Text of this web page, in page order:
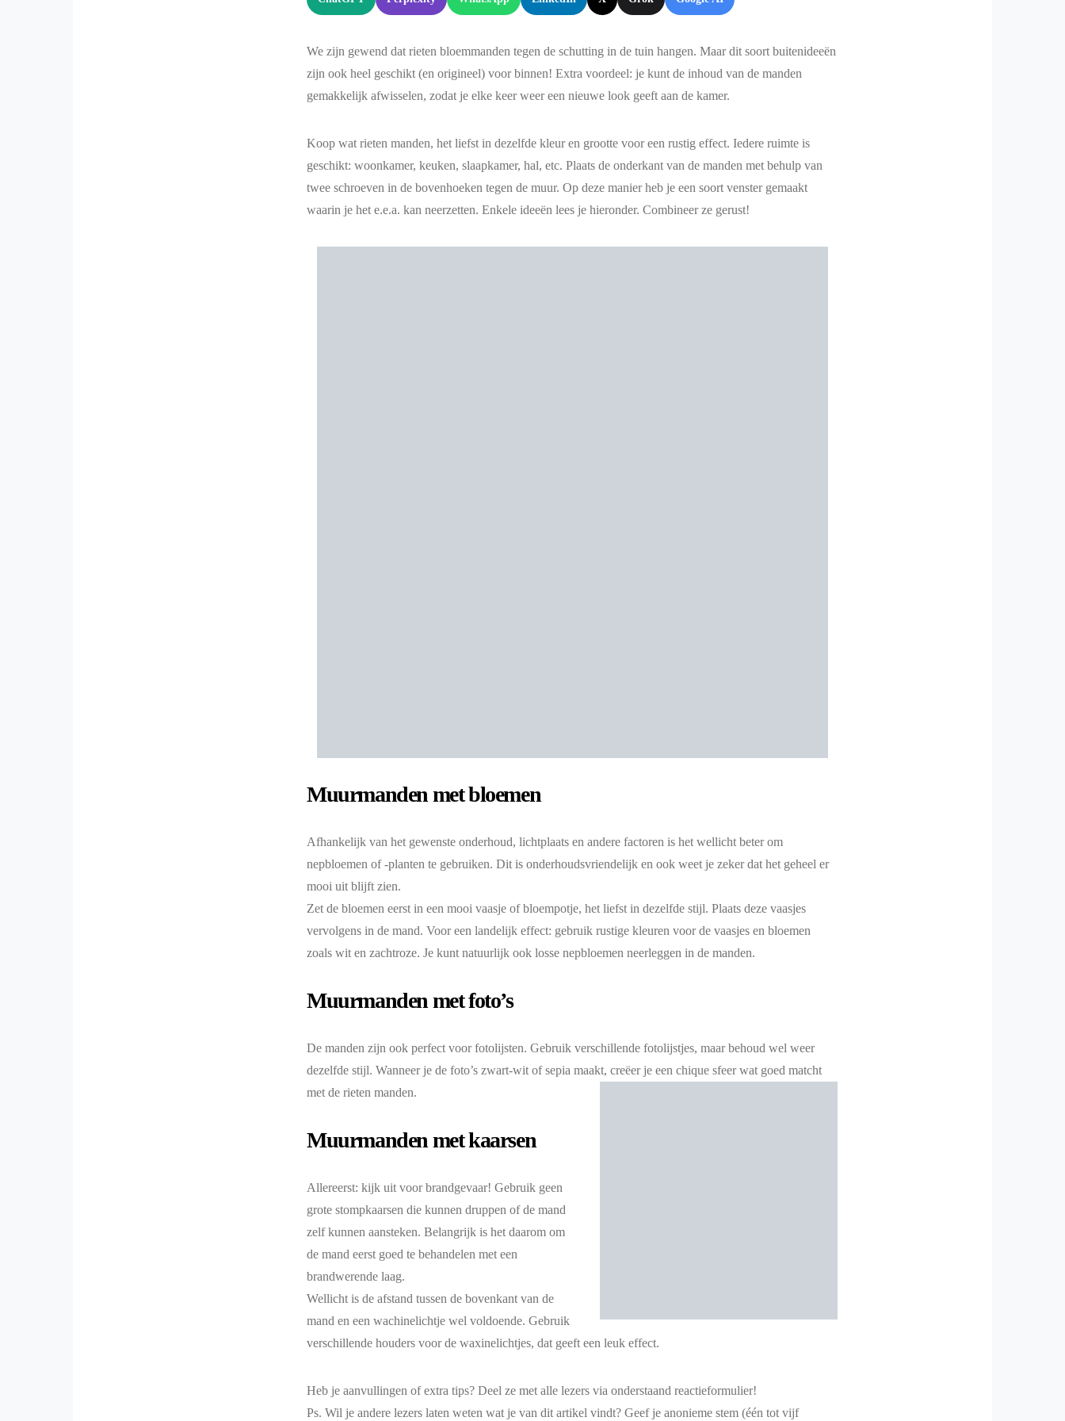
We zijn gewend dat rieten bloemmanden tegen de schutting in de tuin hangen. Maar dit soort buitenideeën
zijn ook heel geschikt (en origineel) voor binnen! Extra voordeel: je kunt de inhoud van de manden
gemakkelijk afwisselen, zodat je elke keer weer een nieuwe look geeft aan de kamer.
Koop wat rieten manden, het liefst in dezelfde kleur en grootte voor een rustig effect. Iedere ruimte is
geschikt: woonkamer, keuken, slaapkamer, hal, etc. Plaats de onderkant van de manden met behulp van
twee schroeven in de bovenhoeken tegen de muur. Op deze manier heb je een soort venster gemaakt
waarin je het e.e.a. kan neerzetten. Enkele ideeën lees je hieronder. Combineer ze gerust!
Muurmanden met bloemen
Afhankelijk van het gewenste onderhoud, lichtplaats en andere factoren is het wellicht beter om
nepbloemen of -planten te gebruiken. Dit is onderhoudsvriendelijk en ook weet je zeker dat het geheel er
mooi uit blijft zien.
Zet de bloemen eerst in een mooi vaasje of bloempotje, het liefst in dezelfde stijl. Plaats deze vaasjes
vervolgens in de mand. Voor een landelijk effect: gebruik rustige kleuren voor de vaasjes en bloemen
zoals wit en zachtroze. Je kunt natuurlijk ook losse nepbloemen neerleggen in de manden.
Muurmanden met foto’s
De manden zijn ook perfect voor fotolijsten. Gebruik verschillende fotolijstjes, maar behoud wel weer
dezelfde stijl. Wanneer je de foto’s zwart-wit of sepia maakt, creëer je een chique sfeer wat goed matcht
met de rieten manden.
Muurmanden met kaarsen
Allereerst: kijk uit voor brandgevaar! Gebruik geen
grote stompkaarsen die kunnen druppen of de mand
zelf kunnen aansteken. Belangrijk is het daarom om
de mand eerst goed te behandelen met een
brandwerende laag.
Wellicht is de afstand tussen de bovenkant van de
mand en een wachinelichtje wel voldoende. Gebruik
verschillende houders voor de waxinelichtjes, dat geeft een leuk effect.
Heb je aanvullingen of extra tips? Deel ze met alle lezers via onderstaand reactieformulier!
Ps. Wil je andere lezers laten weten wat je van dit artikel vindt? Geef je anonieme stem (één tot vijf